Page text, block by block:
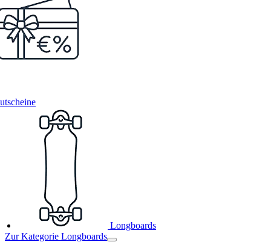
Longboards
Zur Kategorie Longboards